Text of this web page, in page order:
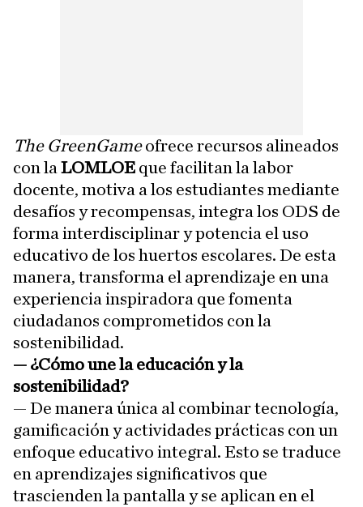
The GreenGameofrece recursos alineados
con la LOMLOE que facilitan la labor
docente, motiva a los estudiantes mediante
desafíos y recompensas, integra los ODS de
forma interdisciplinar y potencia el uso
educativo de los huertos escolares. De esta
manera, transforma el aprendizaje en una
experiencia inspiradora que fomenta
ciudadanos comprometidos con la
sostenibilidad.
— ¿Cómo une la educación y la
sostenibilidad?
— De manera única al combinar tecnología,
gamificación y actividades prácticas con un
enfoque educativo integral. Esto se traduce
en aprendizajes significativos que
trascienden la pantalla y se aplican en el